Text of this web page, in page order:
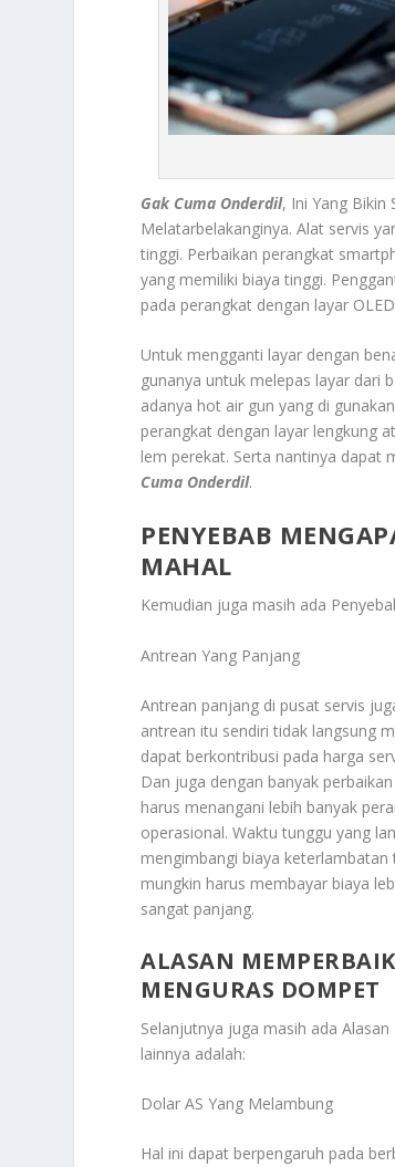
Gak Cuma Onderdil, Ini Yang Bikin
Melatarbelakanginya.Alat servis
tinggi. Perbaikan perangkat
yang memiliki biaya tinggi.
pada perangkat dengan layar
Untuk mengganti layar dengan
gunanya untuk melepas layar dari
adanya hot air gun yang di
perangkat dengan layar lengkung
lem perekat. Serta nantinya dapat
Cuma Onderdil.
PENYEBAB
MAHAL
Kemudian juga masih ada
Antrean Yang Panjang
Antrean panjang di pusat servis
antrean itu sendiri tidak langsung
dapat berkontribusi pada harga
Dan juga dengan banyak
harus menangani lebih banyak
operasional. Waktu tunggu yang
mengimbangi biaya
mungkin harus membayar biaya
sangat panjang.
ALASAN
MENGURAS DOMPET
Selanjutnya juga masih ada
lainnya adalah:
Dolar AS Yang Melambung
Hal ini dapat berpengaruh pada